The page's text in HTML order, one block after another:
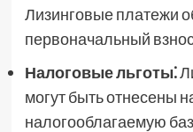
Лизинговые платежи
первоначальный
Налоговые льготы⁚
могут быть отнесены
налогооблагаемую